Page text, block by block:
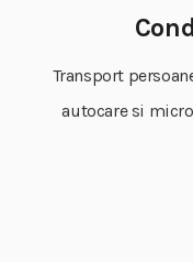
Transport
autocare si